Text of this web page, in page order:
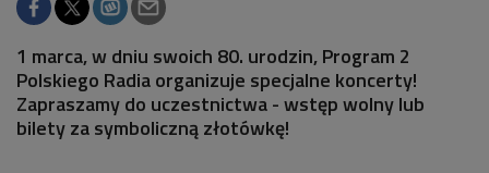
1 marca, w dniu swoich 80. urodzin, Program 2
Polskiego Radia organizuje specjalne koncerty!
Zapraszamy do uczestnictwa - wstęp wolny lub
bilety za symboliczną złotówkę!